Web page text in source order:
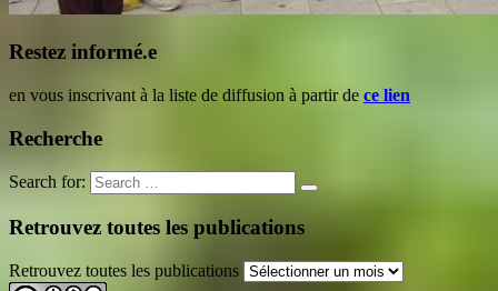
Restez informé.e
en vous inscrivant à la liste de diffusion à partir de ce lien
Recherche
Search for:
Retrouvez toutes les publications
Retrouvez toutes les publications